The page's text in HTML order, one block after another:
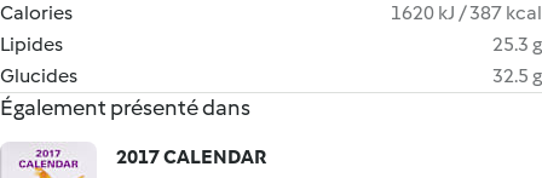
Calories
1620 kJ / 387 kcal
Lipides
25.3 g
Glucides
32.5 g
Également présenté dans
2017 CALENDAR